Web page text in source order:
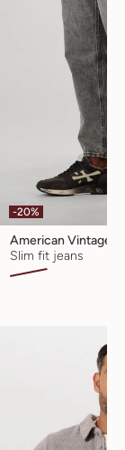
-20%
American Vintage
Slim fit jeans